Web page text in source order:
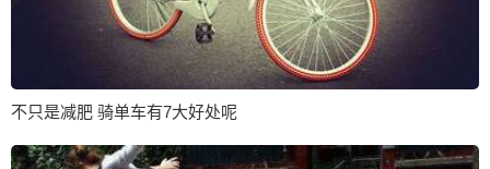
不只是减肥 骑单车有7大好处呢